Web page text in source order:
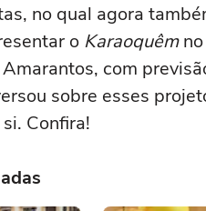
no qual agora
o Karaoquêm
com
sobre esses
Confira!